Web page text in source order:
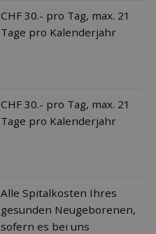
CHF 30.- pro Tag, max. 21
Tage pro Kalenderjahr
CHF 30.- pro Tag, max. 21
Tage pro Kalenderjahr
Alle Spitalkosten Ihres
gesunden Neugeborenen,
sofern es bei uns